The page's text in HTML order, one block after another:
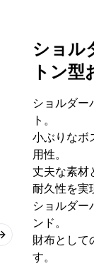
Next slide
ショル
トン型
ショルダー
ト。
小ぶりなボ
用性。
丈夫な素材
耐久性を実
ショルダー
ンド。
財布として
す。